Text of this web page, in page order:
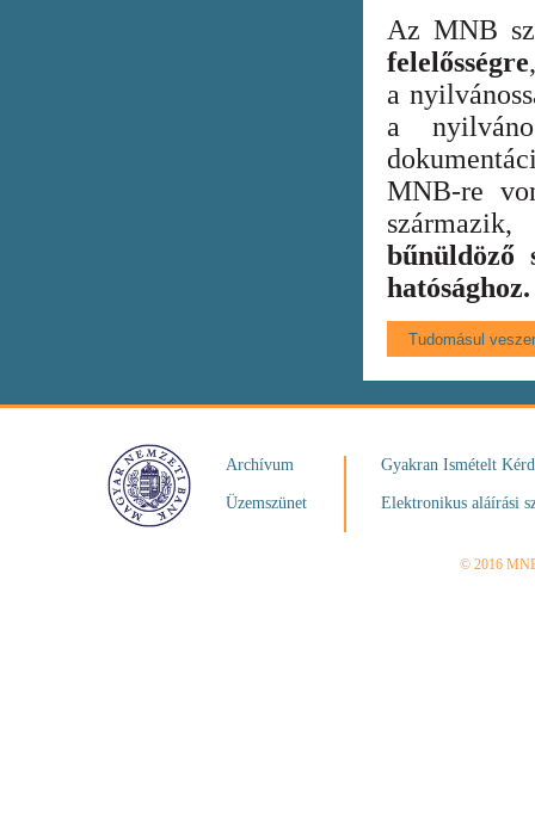
Az MNB
felelősségre
a
a
MNB-re
bűnüldöző
hatósághoz.
Archívum
Üzemszünet
Gyakran Ismételt
Elektronikus aláírási
© 2016